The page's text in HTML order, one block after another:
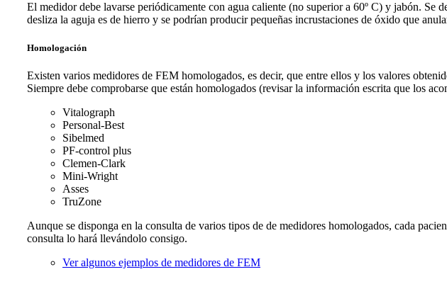
El medidor debe lavarse periódicamente con agua caliente (no superior a 60º C) y jabón. Se
desliza la aguja es de hierro y se podrían producir pequeñas incrustaciones de óxido que
Homologación
Existen varios medidores de FEM homologados, es decir, que entre ellos y los valores
Siempre debe comprobarse que están homologados (revisar la información escrita que los
Vitalograph
Personal-Best
Sibelmed
PF-control plus
Clemen-Clark
Mini-Wright
Asses
TruZone
Aunque se disponga en la consulta de varios tipos de de medidores homologados, cada
consulta lo hará llevándolo consigo.
Ver algunos ejemplos de medidores de FEM